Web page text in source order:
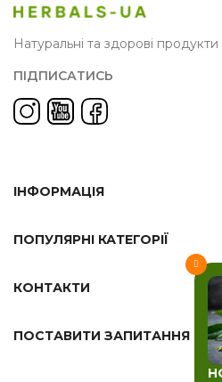
Натуральні та здорові продукти
ПІДПИСАТИСЬ
ІНФОРМАЦІЯ
ПОПУЛЯРНІ КАТЕГОРІЇ
КОНТАКТИ
ПОСТАВИТИ ЗАПИТАННЯ